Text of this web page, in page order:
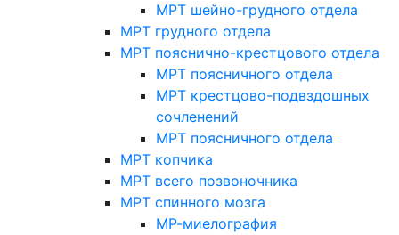
МРТ шейно-грудного отдела
МРТ грудного отдела
МРТ пояснично-крестцового отдела
МРТ поясничного отдела
МРТ крестцово-подвздошных
сочленений
МРТ поясничного отдела
МРТ копчика
МРТ всего позвоночника
МРТ спинного мозга
МР-миелография